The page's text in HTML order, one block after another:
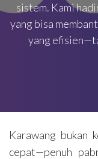
sistem. Kami
yang bisa
yang
Karawang bukan
cepat—penuh